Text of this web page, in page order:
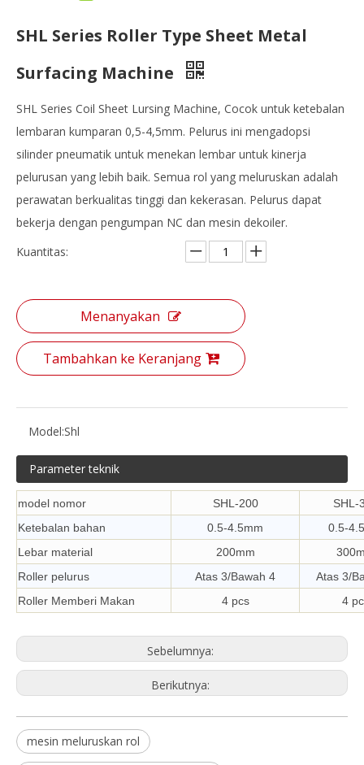
SHL Series Roller Type Sheet Metal
Surfacing Machine
SHL Series Coil Sheet Lursing Machine, Cocok untuk ketebalan
lembaran kumparan 0,5-4,5mm. Pelurus ini mengadopsi
silinder pneumatik untuk menekan lembar untuk kinerja
pelurusan yang lebih baik. Semua rol yang meluruskan adalah
perawatan berkualitas tinggi dan kekerasan. Pelurus dapat
bekerja dengan pengumpan NC dan mesin dekoiler.
Kuantitas:
Menanyakan
Tambahkan ke Keranjang
Model:Shl
Parameter teknik
model nomor SHL-200
SHL-
Ketebalan bahan
0.5-4.5mm
0.5-
Lebar material
200mm
Roller pelurus
Atas 3/Bawah 4
Atas 3/
Roller Memberi Makan
4 pcs 4
Sebelumnya:
Berikutnya:
mesin meluruskan rol